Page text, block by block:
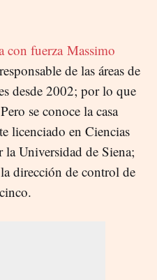
con fuerza Massimo
de las áreas de
desde 2002; por lo que
se conoce la casa
licenciado en Ciencias
Universidad de Siena;
dirección de control de